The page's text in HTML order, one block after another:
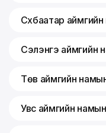
Сүхбаатар
Сэлэнгэ аймгийн
Төв аймгийн
Увс аймгийн